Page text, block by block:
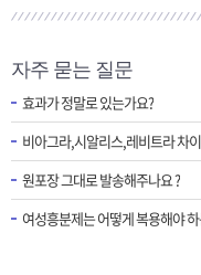
자주 묻는 질문
효과가 정말로 있는가요?
비아그라,시알리스,레비트라 차
원포장 그대로 발송해주나요 ?
여성흥분제는 어떻게 복용해야